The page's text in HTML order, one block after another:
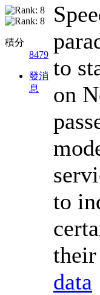
積分
8479
發消
息
to
on
to
data